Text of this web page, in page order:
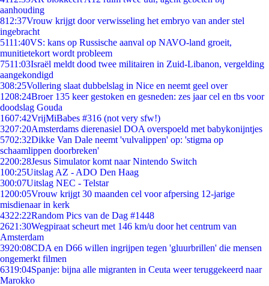
aanhouding
812:37Vrouw krijgt door verwisseling het embryo van ander stel
ingebracht
5111:40VS: kans op Russische aanval op NAVO-land groeit,
munitietekort wordt probleem
7511:03Israël meldt dood twee militairen in Zuid-Libanon, vergelding
aangekondigd
308:25Vollering slaat dubbelslag in Nice en neemt geel over
1208:24Broer 135 keer gestoken en gesneden: zes jaar cel en tbs voor
doodslag Gouda
1607:42VrijMiBabes #316 (not very sfw!)
3207:20Amsterdams dierenasiel DOA overspoeld met babykonijntjes
5702:32Dikke Van Dale neemt 'vulvalippen' op: 'stigma op
schaamlippen doorbreken'
2200:28Jesus Simulator komt naar Nintendo Switch
100:25Uitslag AZ - ADO Den Haag
300:07Uitslag NEC - Telstar
1200:05Vrouw krijgt 30 maanden cel voor afpersing 12-jarige
misdienaar in kerk
4322:22Random Pics van de Dag #1448
2621:30Wegpiraat scheurt met 146 km/u door het centrum van
Amsterdam
3920:08CDA en D66 willen ingrijpen tegen 'gluurbrillen' die mensen
ongemerkt filmen
6319:04Spanje: bijna alle migranten in Ceuta weer teruggekeerd naar
Marokko